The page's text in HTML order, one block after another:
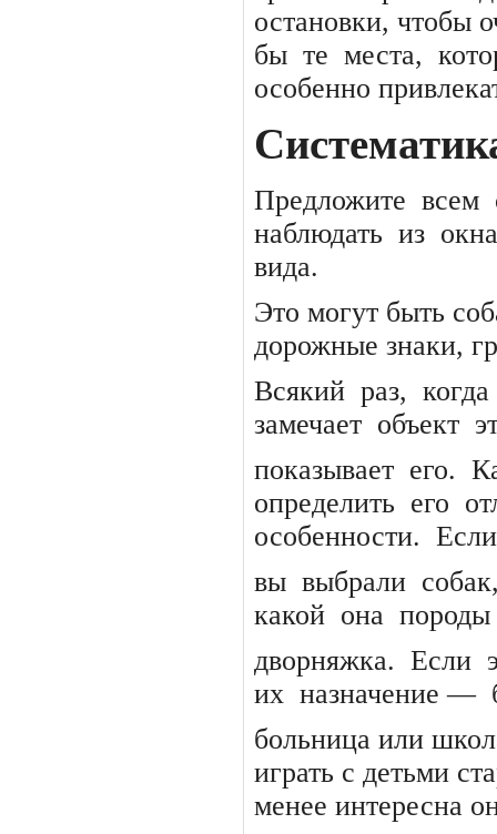
остановки, чтобы
бы те места,
особенно
Предложите всем
наблюдать из окна
вида.
Это могут быть
дорожные знаки,
Всякий раз, когда
замечает объект
показывает его.
определить его
особенности. Если
вы выбрали
какой она
дворняжка. Если
их назначение —
больница или
играть с детьми
менее интересна